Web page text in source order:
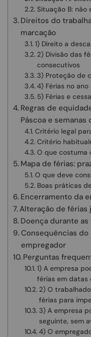
Situação B: não
Direitos do
marcação
1) Direito a
2) Divisão das
consecutivos
3) Proteção de
4) Férias no
5) Férias e
Regras de
Páscoa e semanas
Critério legal
Critério
O que costuma
Mapa de férias:
O que deve
Boas práticas
Encerramento da
Alteração de férias
Doença durante as
Consequências
empregador
Perguntas
1) A empresa
férias em datas
2) O
férias para
3) A empresa
seguinte, sem
4) O